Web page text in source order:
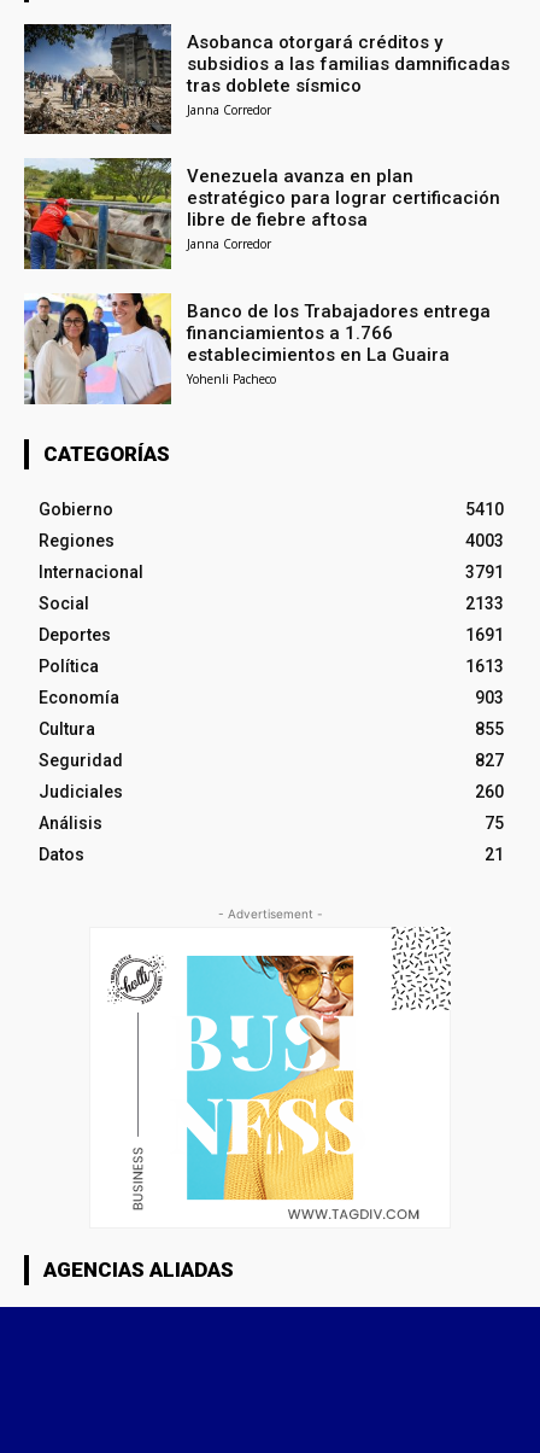
Asobanca otorgará créditos y
subsidios a las familias damnificadas
tras doblete sísmico
Janna Corredor
Venezuela avanza en plan
estratégico para lograr certificación
libre de fiebre aftosa
Janna Corredor
Banco de los Trabajadores entrega
financiamientos a 1.766
establecimientos en La Guaira
Yohenli Pacheco
CATEGORÍAS
Gobierno
5410
Regiones
4003
Internacional
3791
Social
2133
Deportes
1691
Política
1613
Economía
903
Cultura
855
Seguridad
827
Judiciales
260
Análisis
75
Datos
21
- Advertisement -
AGENCIAS ALIADAS